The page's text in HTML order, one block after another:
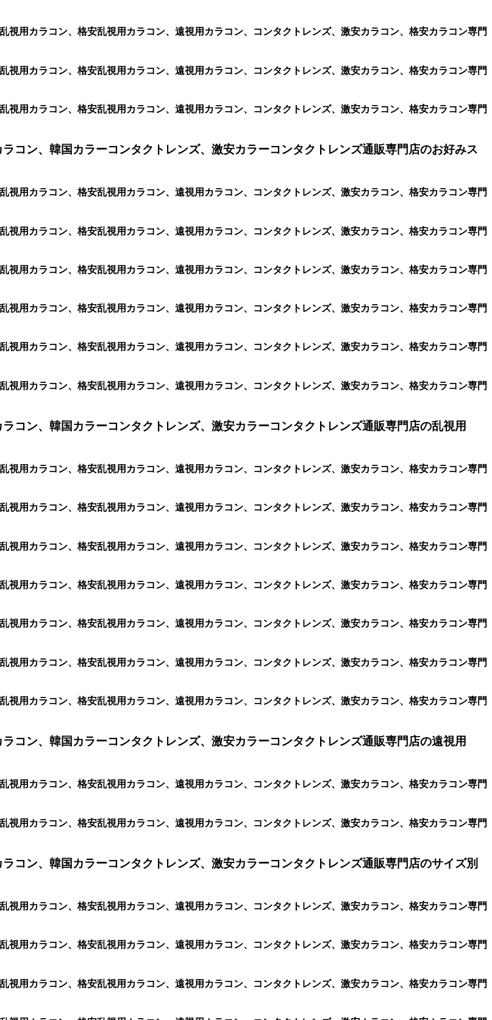
視用カラコン、格安乱視用カラコン、遠視用カラコン、コンタクトレンズ、激安カラコン、格安カラコン専門
視用カラコン、格安乱視用カラコン、遠視用カラコン、コンタクトレンズ、激安カラコン、格安カラコン専門
視用カラコン、格安乱視用カラコン、遠視用カラコン、コンタクトレンズ、激安カラコン、格安カラコン専門
コン、韓国カラーコンタクトレンズ、激安カラーコンタクトレンズ通販専門店のお好みス
視用カラコン、格安乱視用カラコン、遠視用カラコン、コンタクトレンズ、激安カラコン、格安カラコン専門
視用カラコン、格安乱視用カラコン、遠視用カラコン、コンタクトレンズ、激安カラコン、格安カラコン専門
視用カラコン、格安乱視用カラコン、遠視用カラコン、コンタクトレンズ、激安カラコン、格安カラコン専門
視用カラコン、格安乱視用カラコン、遠視用カラコン、コンタクトレンズ、激安カラコン、格安カラコン専門
視用カラコン、格安乱視用カラコン、遠視用カラコン、コンタクトレンズ、激安カラコン、格安カラコン専門
視用カラコン、格安乱視用カラコン、遠視用カラコン、コンタクトレンズ、激安カラコン、格安カラコン専門
コン、韓国カラーコンタクトレンズ、激安カラーコンタクトレンズ通販専門店の乱視用
視用カラコン、格安乱視用カラコン、遠視用カラコン、コンタクトレンズ、激安カラコン、格安カラコン専門
視用カラコン、格安乱視用カラコン、遠視用カラコン、コンタクトレンズ、激安カラコン、格安カラコン専門
視用カラコン、格安乱視用カラコン、遠視用カラコン、コンタクトレンズ、激安カラコン、格安カラコン専門
視用カラコン、格安乱視用カラコン、遠視用カラコン、コンタクトレンズ、激安カラコン、格安カラコン専門
視用カラコン、格安乱視用カラコン、遠視用カラコン、コンタクトレンズ、激安カラコン、格安カラコン専門
視用カラコン、格安乱視用カラコン、遠視用カラコン、コンタクトレンズ、激安カラコン、格安カラコン専門
視用カラコン、格安乱視用カラコン、遠視用カラコン、コンタクトレンズ、激安カラコン、格安カラコン専門
コン、韓国カラーコンタクトレンズ、激安カラーコンタクトレンズ通販専門店の遠視用
視用カラコン、格安乱視用カラコン、遠視用カラコン、コンタクトレンズ、激安カラコン、格安カラコン専門
視用カラコン、格安乱視用カラコン、遠視用カラコン、コンタクトレンズ、激安カラコン、格安カラコン専門
コン、韓国カラーコンタクトレンズ、激安カラーコンタクトレンズ通販専門店のサイズ別
視用カラコン、格安乱視用カラコン、遠視用カラコン、コンタクトレンズ、激安カラコン、格安カラコン専門
視用カラコン、格安乱視用カラコン、遠視用カラコン、コンタクトレンズ、激安カラコン、格安カラコン専門
視用カラコン、格安乱視用カラコン、遠視用カラコン、コンタクトレンズ、激安カラコン、格安カラコン専門